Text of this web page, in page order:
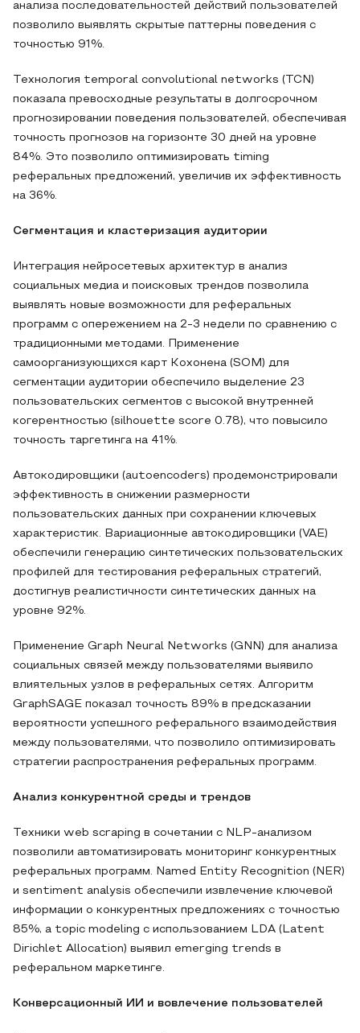
анализа последовательностей действий пользователей
позволило выявлять скрытые паттерны поведения с
точностью 91%.
Технология temporal convolutional networks (TCN)
показала превосходные результаты в долгосрочном
прогнозировании поведения пользователей, обеспечивая
точность прогнозов на горизонте 30 дней на уровне
84%. Это позволило оптимизировать timing
реферальных предложений, увеличив их эффективность
на 36%.
Сегментация и кластеризация аудитории
Интеграция нейросетевых архитектур в анализ
социальных медиа и поисковых трендов позволила
выявлять новые возможности для реферальных
программ с опережением на 2-3 недели по сравнению с
традиционными методами. Применение
самоорганизующихся карт Кохонена (SOM) для
сегментации аудитории обеспечило выделение 23
пользовательских сегментов с высокой внутренней
когерентностью (silhouette score 0.78), что повысило
точность таргетинга на 41%.
Автокодировщики (autoencoders) продемонстрировали
эффективность в снижении размерности
пользовательских данных при сохранении ключевых
характеристик. Вариационные автокодировщики (VAE)
обеспечили генерацию синтетических пользовательских
профилей для тестирования реферальных стратегий,
достигнув реалистичности синтетических данных на
уровне 92%.
Применение Graph Neural Networks (GNN) для анализа
социальных связей между пользователями выявило
влиятельных узлов в реферальных сетях. Алгоритм
GraphSAGE показал точность 89% в предсказании
вероятности успешного реферального взаимодействия
между пользователями, что позволило оптимизировать
стратегии распространения реферальных программ.
Анализ конкурентной среды и трендов
Техники web scraping в сочетании с NLP-анализом
позволили автоматизировать мониторинг конкурентных
реферальных программ. Named Entity Recognition (NER)
и sentiment analysis обеспечили извлечение ключевой
информации о конкурентных предложениях с точностью
85%, а topic modeling с использованием LDA (Latent
Dirichlet Allocation) выявил emerging trends в
реферальном маркетинге.
Конверсационный ИИ и вовлечение пользователей